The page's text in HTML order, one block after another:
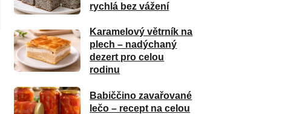
rychlá bez vážení
Karamelový větrník na
plech – nadýchaný
dezert pro celou
rodinu
Babiččino zavařované
lečo – recept na celou